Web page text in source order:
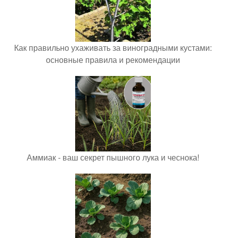
Как правильно ухаживать за виноградными кустами:
основные правила и рекомендации
Аммиак - ваш секрет пышного лука и чеснока!